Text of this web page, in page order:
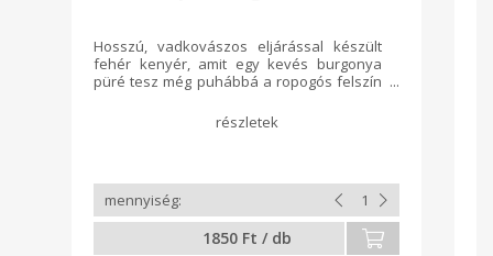
Hosszú, vadkovászos eljárással készült
fehér kenyér, amit egy kevés burgonya
püré tesz még puhábbá a ropogós felszín
használok, így zöldségekkel igyekszem
elérni a legfinomabb kenyér szerkezetet,
észrevehető. Összetevők: Búzaliszt, víz,
só, édesburgonya püré, kovász
1850 Ft / db